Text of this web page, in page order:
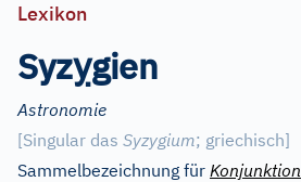
Lexikon
Syzỵgien
Astronomie
[Singular das Syzygium; griechisch]
Sammelbezeichnung für Konjunktion